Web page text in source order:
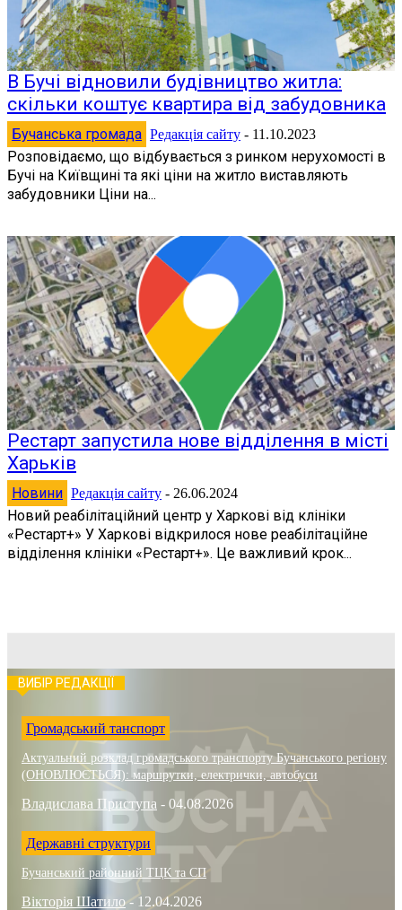
В Бучі відновили будівництво житла:
скільки коштує квартира від забудовника
Бучанська громада Редакція сайту - 11.10.2023
Розповідаємо, що відбувається з ринком нерухомості в
Бучі на Київщині та які ціни на житло виставляють
забудовники Ціни на...
Рестарт запустила нове відділення в місті
Харьків
Новини Редакція сайту - 26.06.2024
Новий реабілітаційний центр у Харкові від клініки
«Рестарт+» У Харкові відкрилося нове реабілітаційне
відділення клініки «Рестарт+». Це важливий крок...
ВИБІР РЕДАКЦІЇ
Громадський танспорт
Актуальний розклад громадського транспорту Бучанського регіону
(ОНОВЛЮЄТЬСЯ): маршрутки, електрички, автобуси
Владислава Приступа - 04.08.2026
Державні структури
Бучанський районний ТЦК та СП
Вікторія Шатило - 12.04.2026